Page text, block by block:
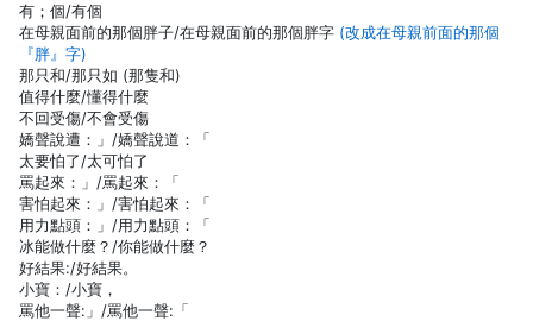
有；個/有個
在母親面前的那個胖子/在母親面前的那個胖字 (改成在母親前面的那個
『胖』字)
那只和/那只如 (那隻和)
值得什麼/懂得什麼
不回受傷/不會受傷
嬌聲說遭：」/嬌聲說道：「
太要怕了/太可怕了
罵起來：」/罵起來：「
害怕起來：」/害怕起來：「
用力點頭：」/用力點頭：「
冰能做什麼？/你能做什麼？
好結果:/好結果。
小寶：/小寶，
罵他一聲:」/罵他一聲:「